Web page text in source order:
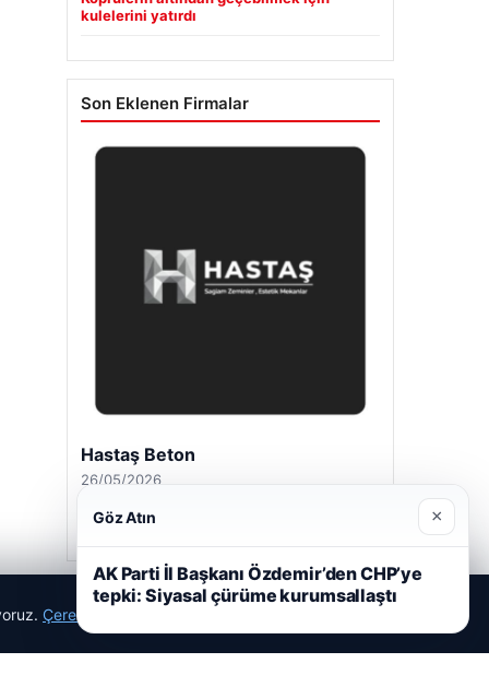
kulelerini yatırdı
Son Eklenen Firmalar
Prenses Night Club
29/04/2026
Çerez Politikamız
Göz Atın ×
AK Parti İl Başkanı Özdemir’den CHP’ye
tepki: Siyasal çürüme kurumsallaştı